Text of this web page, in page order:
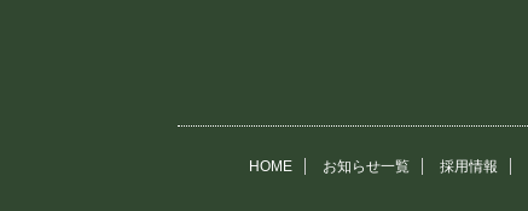
HOME お知らせ一覧 採用情報